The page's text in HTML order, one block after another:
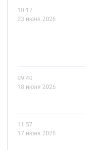
10.17
23 июня 2026
09.40
18 июня 2026
11.57
17 июня 2026